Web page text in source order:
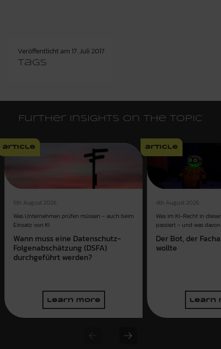
Veröffentlicht am 17. Juli 2017
Tags
Further insights on the topic
article
5th August 2026
Was Unternehmen prüfen müssen – auch beim
Einsatz von KI
Wann muss eine Datenschutz-
Folgenabschätzung (DSFA)
durchgeführt werden?
learn more
article
4th August 2026
Was im KI-Recht in
passiert – und was
Der Bot, der
wollte
learn
Previous slide
Next slide